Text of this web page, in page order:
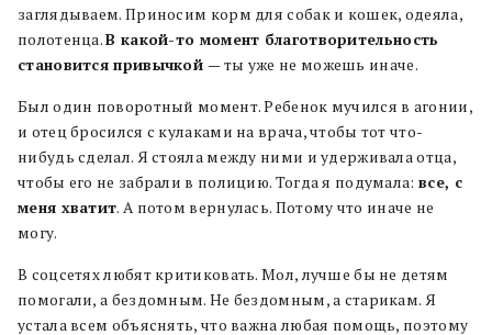
заглядываем. Приносим корм для собак и кошек, одеяла,
полотенца.В какой-то момент благотворительность
становится привычкой — ты уже не можешь иначе.
Был один поворотный момент. Ребенок мучился в агонии,
и отец бросился с кулаками на врача, чтобы тот что-
нибудь сделал. Я стояла между ними и удерживала отца,
чтобы его не забрали в полицию. Тогда я подумала: все, с
меня хватит. А потом вернулась. Потому что иначе не
могу.
В соцсетях любят критиковать. Мол, лучше бы не детям
помогали, а бездомным. Не бездомным, а старикам. Я
устала всем объяснять, что важна любая помощь, поэтому